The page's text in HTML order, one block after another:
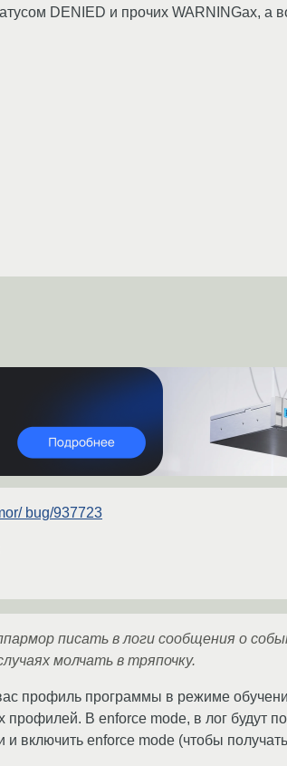
DENIED и прочих WARNINGах, а
bug/937723
писать в логи сообщения о
молчать в тряпочку.
профиль программы в режиме
В enforce mode, в лог будут
включить enforce mode (чтобы